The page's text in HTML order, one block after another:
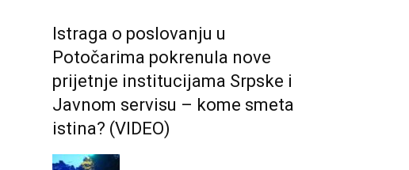
Istraga o poslovanju u
Potočarima pokrenula nove
prijetnje institucijama Srpske i
Јavnom servisu – kome smeta
istina? (VIDEO)